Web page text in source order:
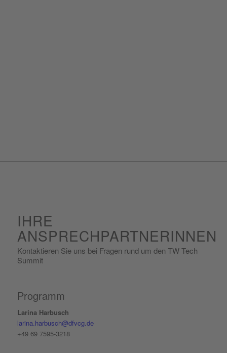
IHRE
ANSPRECHPARTNERINNEN
Kontaktieren Sie uns bei Fragen rund um den TW Tech
Summit
Programm
Larina Harbusch
larina.harbusch@dfvcg.de
+49 69 7595-3218